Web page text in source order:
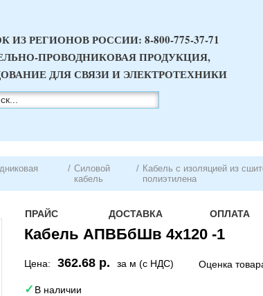
ИЗ РЕГИОНОВ РОССИИ: 8-800-775-37-71
ПРОВОДНИКОВАЯ ПРОДУКЦИЯ,
ДЛЯ СВЯЗИ И ЭЛЕКТРОТЕХНИКИ
ПРАЙС ДОСТАВКА ОПЛАТА
/ Силовой
кабель
/ Кабель с изоляцией из
полиэтилена
Кабель АПВБбШв 4х120 -1
Цена: 362.68 р. за м (с НДС) Оценка
В наличии